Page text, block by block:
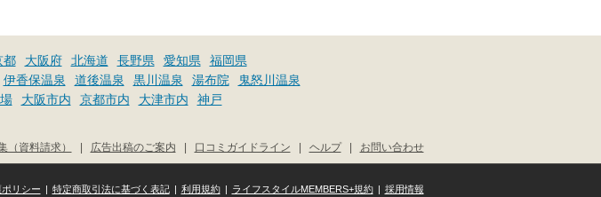
都 大阪府 北海道 長野県 愛知県 福岡県
伊香保温泉 道後温泉 黒川温泉 湯布院 鬼怒川温泉
大阪市内 京都市内 大津市内 神戸
お問い合わせ
|
ヘルプ
|
口コミガイドライン
|
広告出稿のご案内
|
（資料請求）
採用情報
|
ライフスタイルMEMBERS+規約
|
利用規約
|
特定商取引法に基づく表記
|
リシー